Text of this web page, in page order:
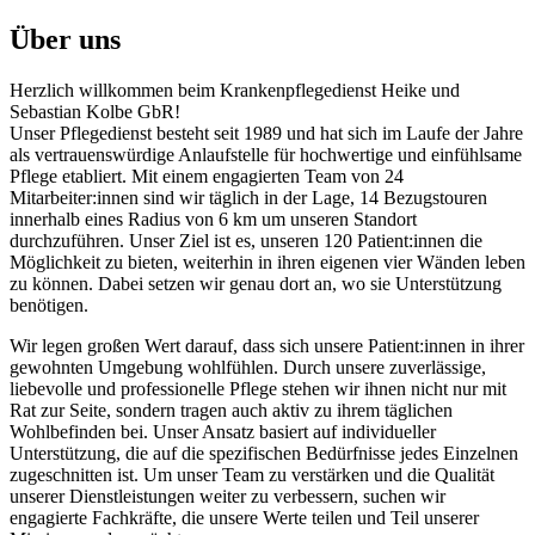
Über uns
Herzlich willkommen beim Krankenpflegedienst Heike und
Sebastian Kolbe GbR!
Unser Pflegedienst besteht seit 1989 und hat sich im Laufe der Jahre
als vertrauenswürdige Anlaufstelle für hochwertige und einfühlsame
Pflege etabliert. Mit einem engagierten Team von 24
Mitarbeiter:innen sind wir täglich in der Lage, 14 Bezugstouren
innerhalb eines Radius von 6 km um unseren Standort
durchzuführen. Unser Ziel ist es, unseren 120 Patient:innen die
Möglichkeit zu bieten, weiterhin in ihren eigenen vier Wänden leben
zu können. Dabei setzen wir genau dort an, wo sie Unterstützung
benötigen.
Wir legen großen Wert darauf, dass sich unsere Patient:innen in ihrer
gewohnten Umgebung wohlfühlen. Durch unsere zuverlässige,
liebevolle und professionelle Pflege stehen wir ihnen nicht nur mit
Rat zur Seite, sondern tragen auch aktiv zu ihrem täglichen
Wohlbefinden bei. Unser Ansatz basiert auf individueller
Unterstützung, die auf die spezifischen Bedürfnisse jedes Einzelnen
zugeschnitten ist. Um unser Team zu verstärken und die Qualität
unserer Dienstleistungen weiter zu verbessern, suchen wir
engagierte Fachkräfte, die unsere Werte teilen und Teil unserer